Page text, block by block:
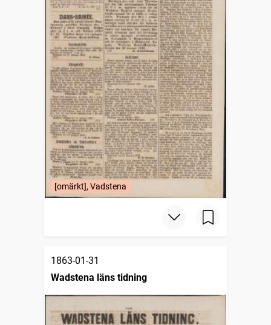
[omärkt], Vadstena
1863-01-31
Wadstena läns tidning